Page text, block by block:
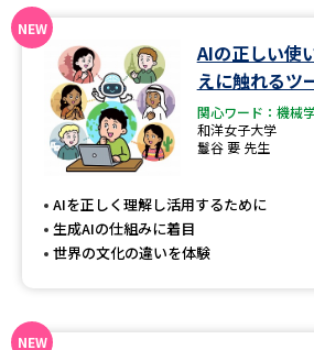
幼稚園教員資格認定試験
高等学校（情報）教員資格認定
大学で学べる内容や特徴を調べる
AIの正しい使
えに触れるツ
関心ワード：機械
和洋女子大学
鬘谷 要 先生
AIを正しく理解し活用するために
生成AIの仕組みに着目
世界の文化の違いを体験